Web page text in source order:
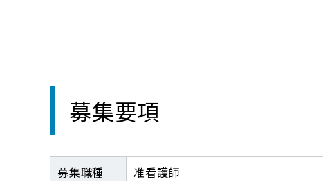
募集要項
募集職種 准看護師